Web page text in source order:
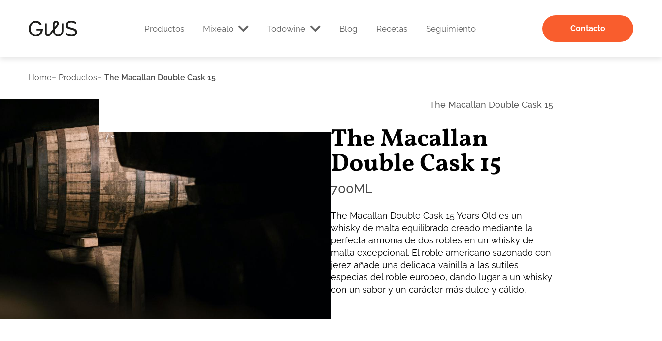
Productos Mixealo Todowine Blog Recetas Seguimiento Contacto
Home Productos The Macallan Double Cask 15
The Macallan Double Cask 15
The Macallan
Double Cask 15
700ML
The Macallan Double Cask 15 Years Old es un
whisky de malta equilibrado creado mediante la
perfecta armonía de dos robles en un whisky de
malta excepcional. El roble americano sazonado con
jerez añade una delicada vainilla a las sutiles
especias del roble europeo, dando lugar a un whisky
con un sabor y un carácter más dulce y cálido.